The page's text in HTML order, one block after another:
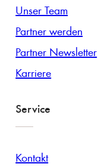
Unser Team
Partner werden
Partner Newsletter
Karriere
Service
Kontakt